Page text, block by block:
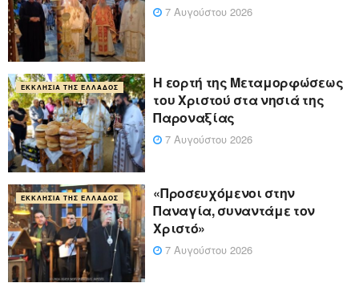
7 Αυγούστου 2026
ΕΚΚΛΗΣΊΑ ΤΗΣ ΕΛΛΆΔΟΣ
Η εορτή της Μεταμορφώσεως
του Χριστού στα νησιά της
Παροναξίας
7 Αυγούστου 2026
ΕΚΚΛΗΣΊΑ ΤΗΣ ΕΛΛΆΔΟΣ
«Προσευχόμενοι στην
Παναγία, συναντάμε τον
Χριστό»
7 Αυγούστου 2026